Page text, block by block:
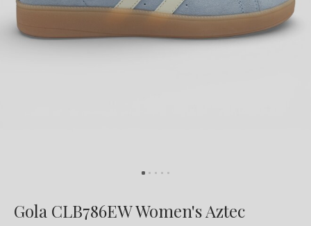
Gola CLB786EW Women's Aztec